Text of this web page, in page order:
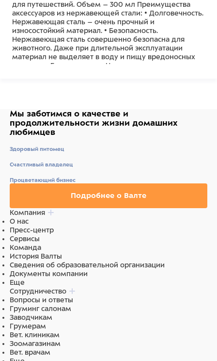
для путешествий. Объем – 300 мл Преимущества
аксессуаров из нержавеющей стали: • Долговечность.
Нержавеющая сталь – очень прочный и
износостойкий материал. • Безопасность.
Нержавеющая сталь совершенно безопасна для
животного. Даже при длительной эксплуатации
материал не выделяет в воду и пищу вредоносных
веществ. • Гигиеничность. Нержавеющая сталь не
Состав
Мы заботимся о качестве и
продолжительности жизни домашних
любимцев
Здоровый питомец
Счастливый владелец
Процветающий бизнес
Подробнее о Валте
Компания
О нас
Пресс-центр
Сервисы
Команда
История Валты
Сведения об образовательной организации
Документы компании
Еще
Сотрудничество
Вопросы и ответы
Груминг салонам
Заводчикам
Грумерам
Вет. клиникам
Зоомагазинам
Вет. врачам